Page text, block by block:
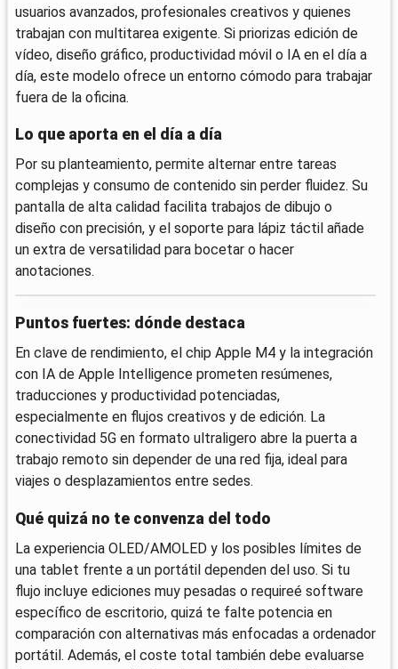
usuarios avanzados, profesionales creativos y quienes
trabajan con multitarea exigente. Si priorizas edición de
vídeo, diseño gráfico, productividad móvil o IA en el día a
día, este modelo ofrece un entorno cómodo para trabajar
fuera de la oficina.
Lo que aporta en el día a día
Por su planteamiento, permite alternar entre tareas
complejas y consumo de contenido sin perder fluidez. Su
pantalla de alta calidad facilita trabajos de dibujo o
diseño con precisión, y el soporte para lápiz táctil añade
un extra de versatilidad para bocetar o hacer
anotaciones.
Puntos fuertes: dónde destaca
En clave de rendimiento, el chip Apple M4 y la integración
con IA de Apple Intelligence prometen resúmenes,
traducciones y productividad potenciadas,
especialmente en flujos creativos y de edición. La
conectividad 5G en formato ultraligero abre la puerta a
trabajo remoto sin depender de una red fija, ideal para
viajes o desplazamientos entre sedes.
Qué quizá no te convenza del todo
La experiencia OLED/AMOLED y los posibles límites de
una tablet frente a un portátil dependen del uso. Si tu
flujo incluye ediciones muy pesadas o requireé software
específico de escritorio, quizá te falte potencia en
comparación con alternativas más enfocadas a ordenador
portátil. Además, el coste total también debe evaluarse